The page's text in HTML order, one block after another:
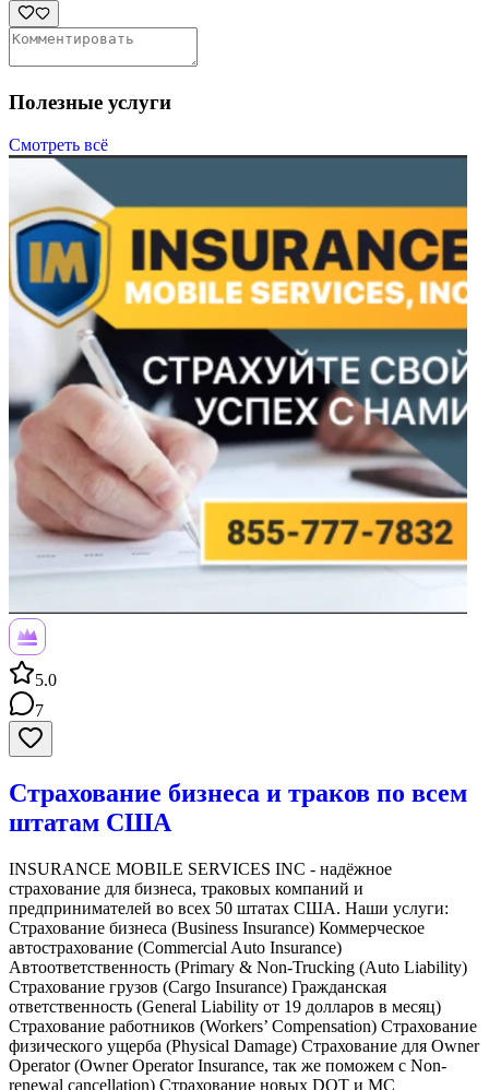
Полезные услуги
Смотреть всё
5.0
7
Страхование бизнеса и траков по всем
штатам США
INSURANCE MOBILE SERVICES INC - надёжное
страхование для бизнеса, траковых компаний и
предпринимателей во всех 50 штатах США. Наши услуги:
Страхование бизнеса (Business Insurance) Коммерческое
автострахование (Commercial Auto Insurance)
Автоответственность (Primary & Non-Trucking (Auto Liability)
Страхование грузов (Cargo Insurance) Гражданская
ответственность (General Liability от 19 долларов в месяц)
Страхование работников (Workers’ Compensation) Страхование
физического ущерба (Physical Damage) Страхование для Owner
Operator (Owner Operator Insurance, так же поможем с Non-
renewal cancellation) Страхование новых DOT и MC